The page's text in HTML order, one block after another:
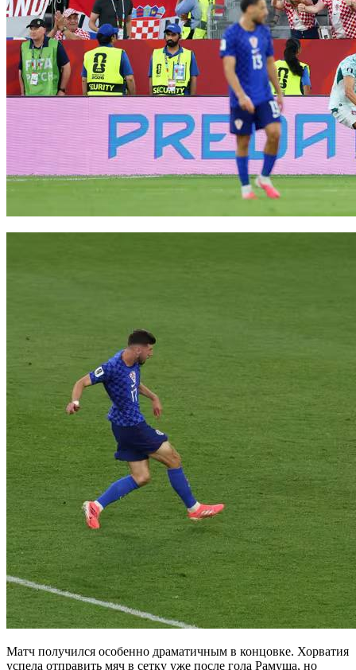
Матч получился особенно драматичным в концовке. Хорватия
успела отправить мяч в сетку уже после гола Рамуша, но